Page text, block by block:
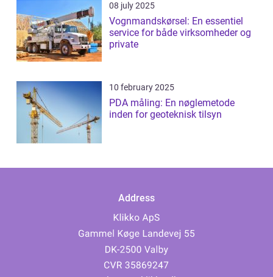
08 july 2025
Vognmandskørsel: En essentiel
service for både virksomheder og
private
10 february 2025
PDA måling: En nøglemetode
inden for geoteknisk tilsyn
Address